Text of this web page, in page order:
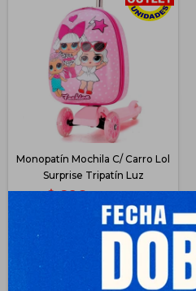
Monopatín Mochila C/ Carro Lol
Surprise Tripatín Luz
$ 896
$ 672
$ 762